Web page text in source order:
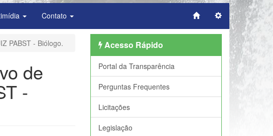
Contato
PABST - Biólogo.
de
-
Acesso Rápido
Portal da Transparência
Perguntas Frequentes
Licitações
Legislação